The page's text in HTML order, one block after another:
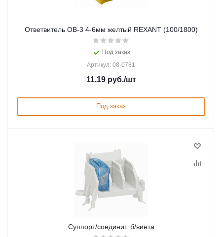
Ответвитель ОВ-3 4-6мм желтый REXANT (100/1800)
Под заказ
Артикул: 08-0781
11.19руб./шт
Под заказ
Суппорт/соединит. б/винта